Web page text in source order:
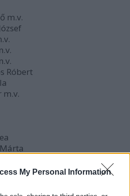
My Personal Information
m.v.
Róbert
m.v.
Lucskay Róbert